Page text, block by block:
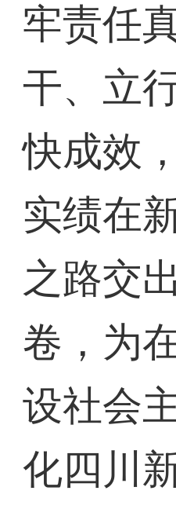
牢责任
干、立
快成效
实绩在
之路交
卷，为
设社会
化四川